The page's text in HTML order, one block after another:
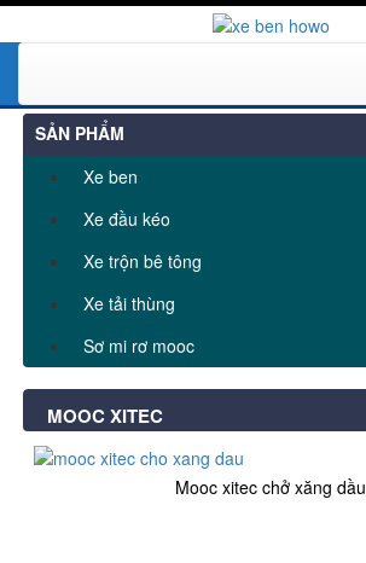
SẢN PHẨM
Xe ben
Xe đầu kéo
Xe trộn bê tông
Xe tải thùng
Sơ mi rơ mooc
MOOC XITEC
Mooc xitec chở xăng dầu